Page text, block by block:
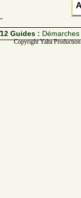
12 Guides :
Copyright Yalta